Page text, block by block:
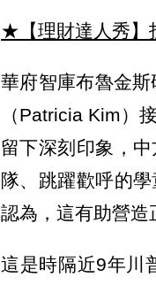
★【理財達人秀】
華府智庫布魯金
（Patricia Kim）
留下深刻印象，
隊、跳躍歡呼的
認為，這有助營造
這是時隔近9年川